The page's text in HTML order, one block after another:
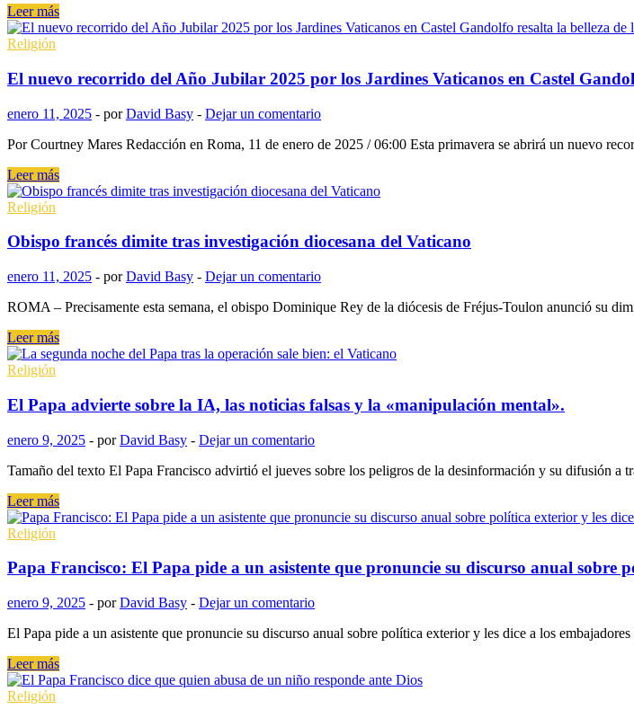
se
pone
a
en
la
El
cardenal
David
designado
por
Papa
Francisco
el
cargo
de
curial
Leer más
Religión
El nuevo recorrido del Año Jubilar 2025 por los Jardines Vaticanos en Castel
enero 11, 2025 - porDavid Basy - Dejar un comentario
Por Courtney Mares Redacción en Roma, 11 de enero de 2025 / 06:00 Esta primavera se abrirá un nuevo
El
nuevo
recorrido
Año
Jubilar
2025
por
los
Vaticanos
en
Castel
resalta
la
belleza
de
la
Leer más
Religión
Obispo francés dimite tras investigación diocesana del Vaticano
enero 11, 2025 - porDavid Basy - Dejar un comentario
ROMA – Precisamente esta semana, el obispo Dominique Rey de la diócesis de Fréjus-Toulon anunció su
Obispo
francés
dimite
investigación
diocesana
Vaticano
Leer más
Religión
El Papa advierte sobre la IA, las noticias falsas y la «manipulación mental».
enero 9, 2025 - porDavid Basy - Dejar un comentario
Tamaño del texto El Papa Francisco advirtió el jueves sobre los peligros de la desinformación y su difusión
El
Papa
advierte
la
las
noticias
falsas
la
«manipulación
mental».
Leer más
Religión
Papa Francisco: El Papa pide a un asistente que pronuncie su discurso anual sobre
enero 9, 2025 - porDavid Basy - Dejar un comentario
El Papa pide a un asistente que pronuncie su discurso anual sobre política exterior y les dice a los
Papa
Francisco:
El
Leer más
Religión